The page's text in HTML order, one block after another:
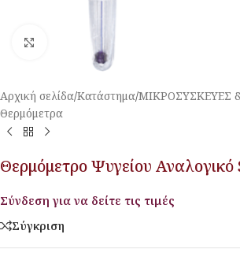
Αρχική σελίδα/Κατάστημα/ΜΙΚΡΟΣΥΣΚΕΥΕΣ
Θερμόμετρα
Θερμόμετρο Ψυγείου
Σύνδεση για να δείτε τις τιμές
Σύγκριση